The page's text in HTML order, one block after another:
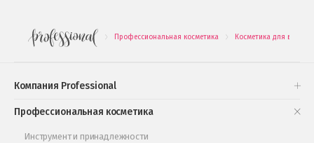
. Профессиональная косметика . Косметика для волос
Компания Professional
Профессиональная косметика
Инструмент и принадлежности
Подарочные наборы
Обучающее видео